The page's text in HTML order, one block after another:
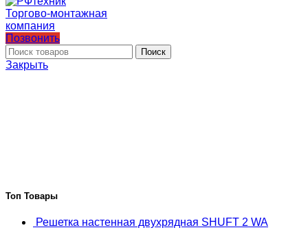
Позвонить
Поиск
Закрыть
Топ Товары
Решетка настенная двухрядная SHUFT 2 WA